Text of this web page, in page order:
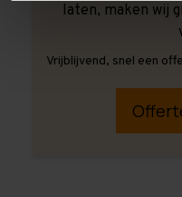
laten, maken wij
Vrijblijvend, snel een